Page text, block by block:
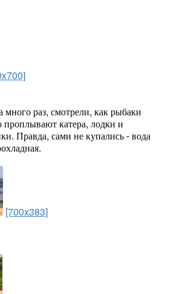
раз, смотрели, как рыбаки
катера, лодки и
Правда, сами не купались - вода
[700x383]